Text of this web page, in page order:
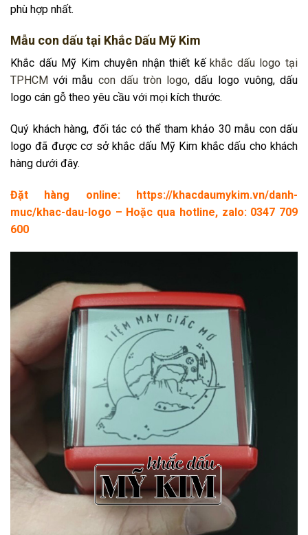
phù hợp nhất.
Mẫu con dấu tại Khắc Dấu Mỹ Kim
Khắc dấu Mỹ Kim chuyên nhận thiết kếkhắc dấu logo tại
TPHCM với mẫu con dấu tròn logo, dấu logo vuông, dấu
logo cán gỗ theo yêu cầu với mọi kích thước.
Quý khách hàng, đối tác có thể tham khảo 30 mẫu con dấu
logo đã được cơ sở khắc dấu Mỹ Kim khắc dấu cho khách
hàng dưới đây.
Đặt hàng online: https://khacdaumykim.vn/danh-
muc/khac-dau-logo – Hoặc qua hotline, zalo: 0347 709
600